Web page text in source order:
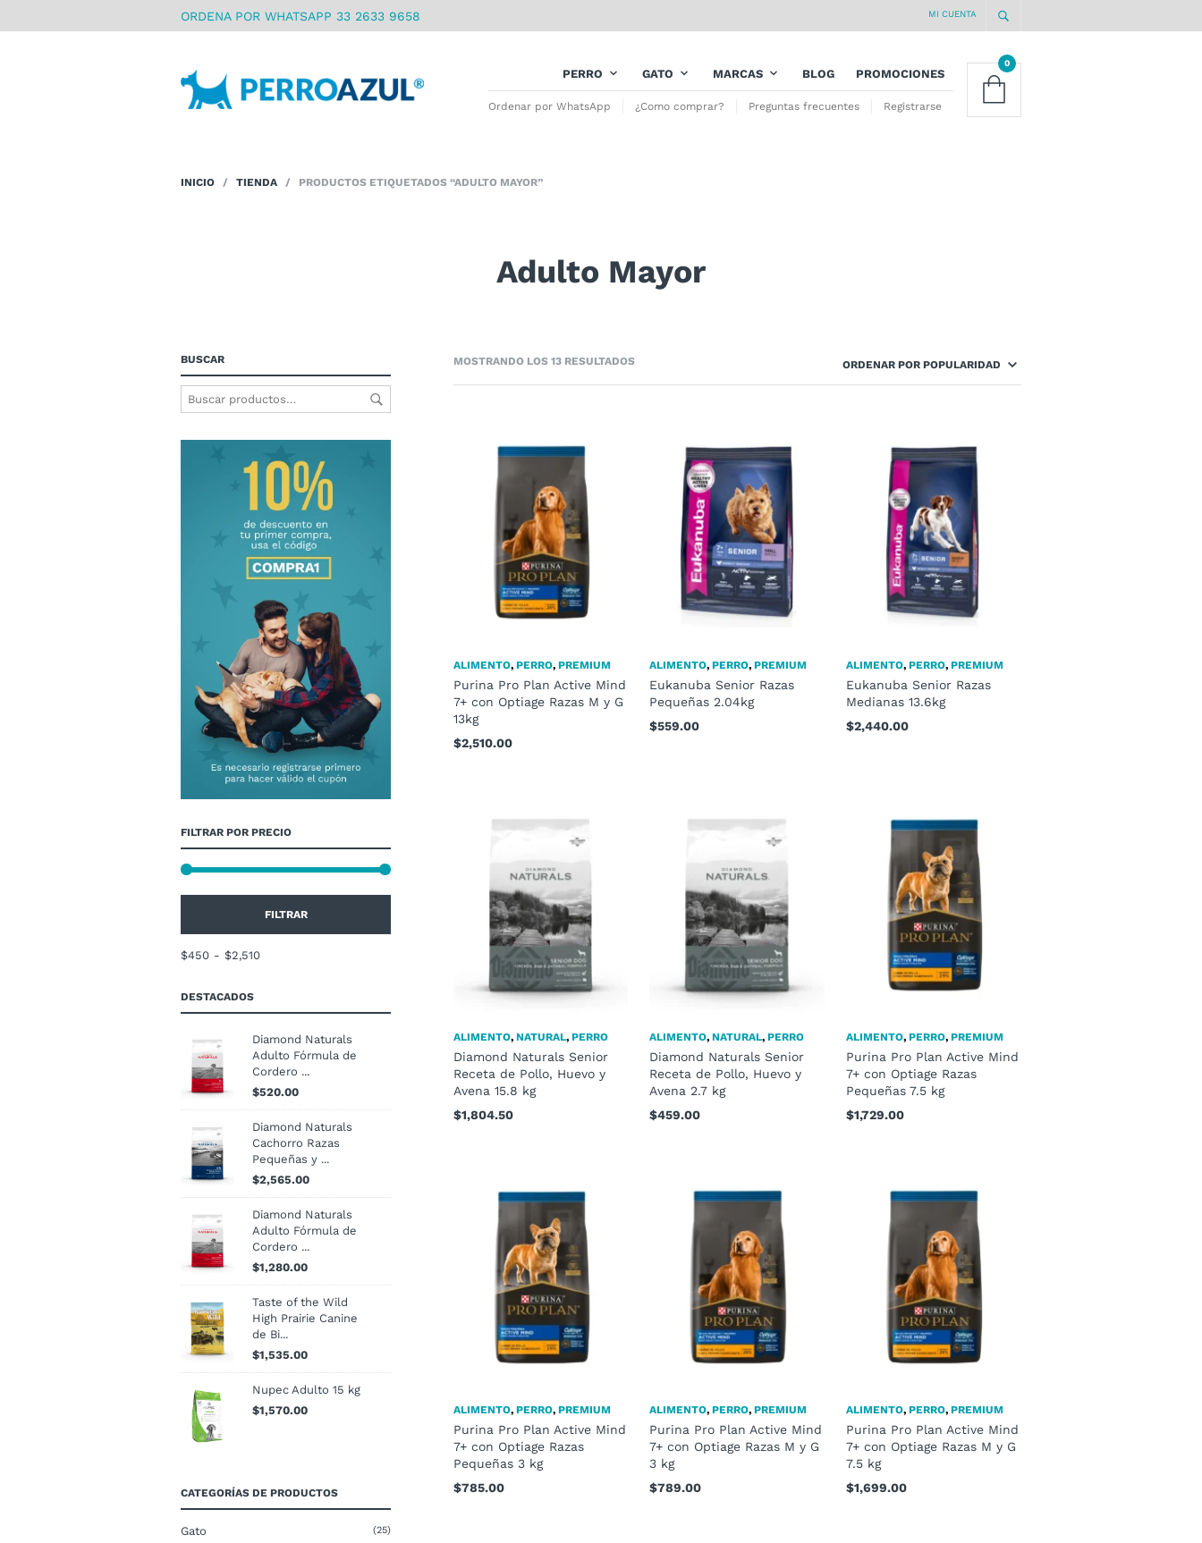
ORDENA POR WHATSAPP 33 2633 9658 MI CUENTA
PERRO GATO MARCAS BLOG PROMOCIONES
Ordenar por WhatsApp ¿Como comprar? Preguntas frecuentes Registrarse
0
INICIO / TIENDA / PRODUCTOS ETIQUETADOS “ADULTO MAYOR”
Adulto Mayor
MOSTRANDO LOS 13 RESULTADOS
BUSCAR
FILTRAR POR PRECIO
FILTRAR
$450 $2,510
DESTACADOS
Diamond Naturals
Adulto Fórmula de
Cordero ...
$520.00
Diamond Naturals
Cachorro Razas
Pequeñas y ...
$2,565.00
Diamond Naturals
Adulto Fórmula de
Cordero ...
$1,280.00
Taste of the Wild
High Prairie Canine
de Bi...
$1,535.00
Nupec Adulto 15 kg
$1,570.00
CATEGORÍAS DE PRODUCTOS
Gato (25)
ALIMENTO, PERRO, PREMIUM
Purina Pro Plan Active Mind
7+ con Optiage Razas M y G
13kg
$2,510.00
ALIMENTO,PERRO,PREMIUM
Eukanuba Senior Razas
Pequeñas 2.04kg
$559.00
ALIMENTO, PERRO, PREMIUM
Eukanuba Senior Razas
Medianas 13.6kg
$2,440.00
ALIMENTO, NATURAL, PERRO
Diamond Naturals Senior
Receta de Pollo, Huevo y
Avena 15.8 kg
$1,804.50
ALIMENTO,NATURAL,PERRO
Diamond Naturals Senior
Receta de Pollo, Huevo y
Avena 2.7 kg
$459.00
ALIMENTO, PERRO, PREMIUM
Purina Pro Plan Active Mind
7+ con Optiage Razas
Pequeñas 7.5 kg
$1,729.00
ALIMENTO, PERRO, PREMIUM
Purina Pro Plan Active Mind
7+ con Optiage Razas
Pequeñas 3 kg
$785.00
ALIMENTO,PERRO,PREMIUM
Purina Pro Plan Active Mind
7+ con Optiage Razas M y G
3 kg
$789.00
ALIMENTO, PERRO, PREMIUM
Purina Pro Plan Active Mind
7+ con Optiage Razas M y G
7.5 kg
$1,699.00